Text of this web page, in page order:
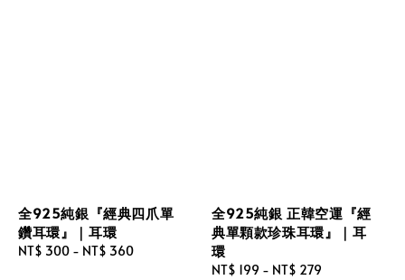
全925純銀『經典四爪單
鑽耳環』｜耳環
Regular
NT$ 300 - NT$ 360
全925純銀 正韓空運『經
典單顆款珍珠耳環』｜耳
環
Regular
NT$ 199 - NT$ 279